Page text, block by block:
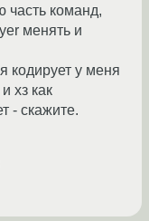
часть команд,
менять и
кодирует у меня
хз как
- скажите.